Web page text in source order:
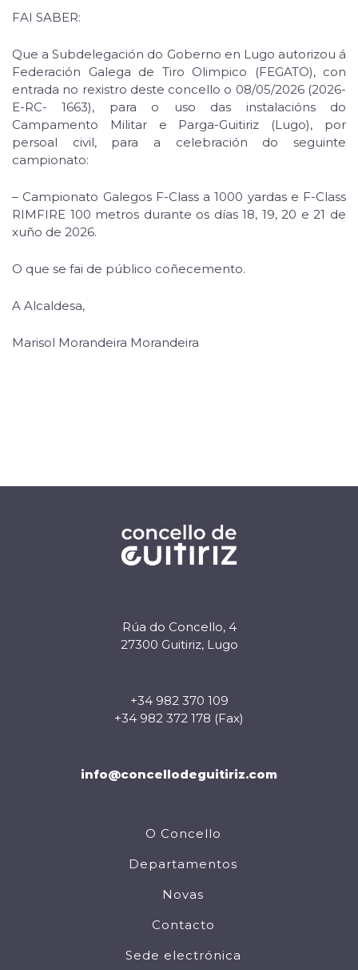
FAI SABER:
Que a Subdelegación do Goberno en Lugo autorizou á
Federación Galega de Tiro Olimpico (FEGATO), con
entrada no rexistro deste concello o 08/05/2026 (2026-
E-RC- 1663), para o uso das instalacións do
Campamento Militar e Parga-Guitiriz (Lugo), por
persoal civil, para a celebración do seguinte
campionato:
– Campionato Galegos F-Class a 1000 yardas e F-Class
RIMFIRE 100 metros durante os días 18, 19, 20 e 21 de
xuño de 2026.
O que se fai de público coñecemento.
A Alcaldesa,
Marisol Morandeira Morandeira
Rúa do Concello, 4
27300 Guitiriz, Lugo
+34 982 370 109
+34 982 372 178 (Fax)
info@concellodeguitiriz.com
O Concello
Departamentos
Novas
Contacto
Sede electrónica